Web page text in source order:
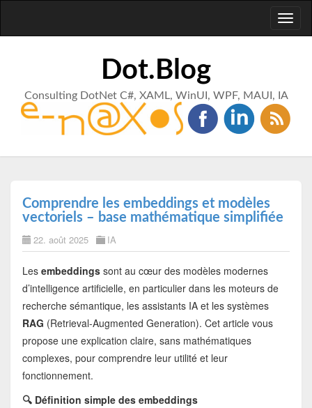
Dot.Blog
Consulting DotNet C#, XAML, WinUI, WPF, MAUI, IA
Comprendre les embeddings et modèles
vectoriels – base mathématique simplifiée
22. août 2025 IA
Les embeddingssont au cœur des modèles modernes
d’intelligence artificielle, en particulier dans les moteurs de
recherche sémantique, les assistants IA et les systèmes
RAG (Retrieval-Augmented Generation). Cet article vous
propose une explication claire, sans mathématiques
complexes, pour comprendre leur utilité et leur
fonctionnement.
🔍 Définition simple des embeddings